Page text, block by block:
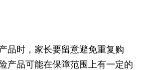
品时，家长要留意避免重复购
产品可能在保障范围上有一定的